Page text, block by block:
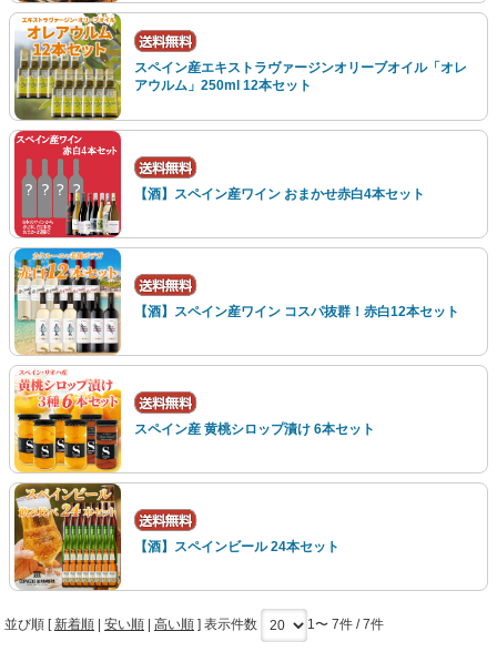
スペイン産エキストラヴァージンオリーブオイル「オレ
アウルム」250ml 12本セット
【酒】スペイン産ワイン おまかせ赤白4本セット
【酒】スペイン産ワイン コスパ抜群！赤白12本セット
スペイン産 黄桃シロップ漬け 6本セット
【酒】スペインビール 24本セット
並び順 [新着順 | 安い順 | 高い順 ] 表示件数 1〜 7件 / 7件